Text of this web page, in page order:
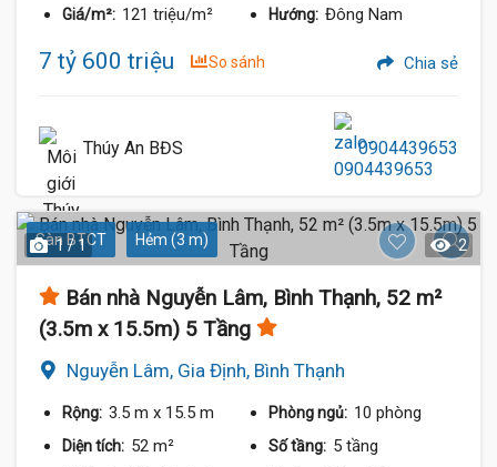
Giá/m²: 121 triệu/m² Hướng: Đông Nam
7 tỷ 600 triệu So sánh Chia sẻ
Thúy An BĐS 0904439653
Sàn BTCT Hẻm (3 m)
1 / 1 2
Bán nhà Nguyễn Lâm, Bình Thạnh, 52 m²
(3.5m x 15.5m) 5 Tầng
Nguyễn Lâm, Gia Định, Bình Thạnh
Rộng: 3.5 m x 15.5 m Phòng ngủ: 10 phòng
Diện tích: 52 m² Số tầng: 5 tầng